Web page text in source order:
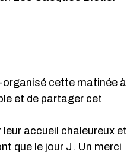
organisé cette matinée à
et de partager cet
leur accueil chaleureux et
que le jour J. Un merci